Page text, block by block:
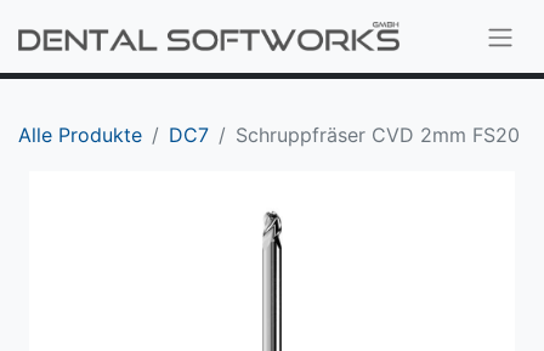
Alle Produkte DC7 Schruppfräser CVD 2mm FS20